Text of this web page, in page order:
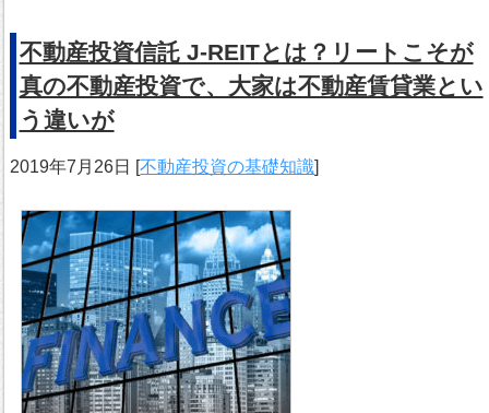
不動産投資信託 J-REITとは？リートこそが
真の不動産投資で、大家は不動産賃貸業とい
う違いが
2019年7月26日 [不動産投資の基礎知識]